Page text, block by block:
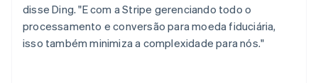
disse Ding. "E com a Stripe gerenciando todo o
processamento e conversão para moeda fiduciária,
isso também minimiza a complexidade para nós."